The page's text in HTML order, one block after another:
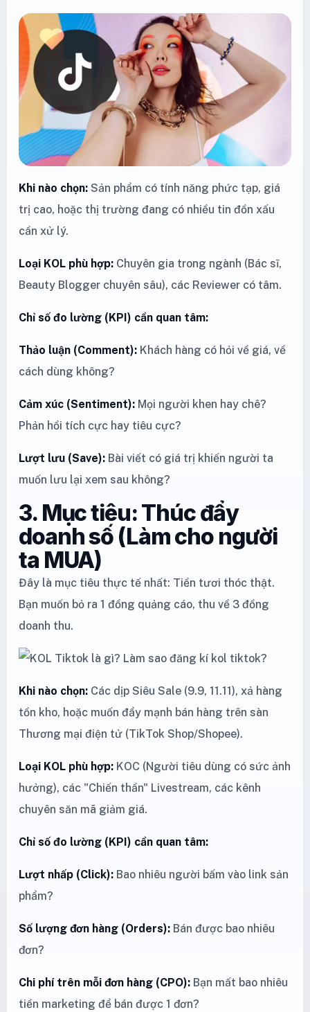
Khi nào chọn: Sản phẩm có tính năng phức tạp, giá
trị cao, hoặc thị trường đang có nhiều tin đồn xấu
cần xử lý.
Loại KOL phù hợp: Chuyên gia trong ngành (Bác sĩ,
Beauty Blogger chuyên sâu), các Reviewer có tâm.
Chỉ số đo lường (KPI) cần quan tâm:
Thảo luận (Comment): Khách hàng có hỏi về giá, về
cách dùng không?
Cảm xúc (Sentiment): Mọi người khen hay chê?
Phản hồi tích cực hay tiêu cực?
Lượt lưu (Save): Bài viết có giá trị khiến người ta
muốn lưu lại xem sau không?
3. Mục tiêu: Thúc đẩy
doanh số (Làm cho người
ta MUA)
Đây là mục tiêu thực tế nhất: Tiền tươi thóc thật.
Bạn muốn bỏ ra 1 đồng quảng cáo, thu về 3 đồng
doanh thu.
Khi nào chọn: Các dịp Siêu Sale (9.9, 11.11), xả hàng
tồn kho, hoặc muốn đẩy mạnh bán hàng trên sàn
Thương mại điện tử (TikTok Shop/Shopee).
Loại KOL phù hợp: KOC (Người tiêu dùng có sức ảnh
hưởng), các "Chiến thần" Livestream, các kênh
chuyên săn mã giảm giá.
Chỉ số đo lường (KPI) cần quan tâm:
Lượt nhấp (Click): Bao nhiêu người bấm vào link sản
phẩm?
Số lượng đơn hàng (Orders): Bán được bao nhiêu
đơn?
Chi phí trên mỗi đơn hàng (CPO): Bạn mất bao nhiêu
tiền marketing để bán được 1 đơn?